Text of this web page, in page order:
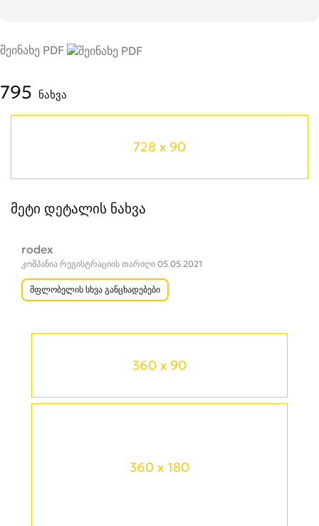
360 x 90
360 x 180
შეინახე PDF
795 ნახვა
728 x 90
მეტი დეტალის ნახვა
rodex
კომპანია რეგისტრაციის თარიღი 05.05.2021
მფლობელის სხვა განცხადებები